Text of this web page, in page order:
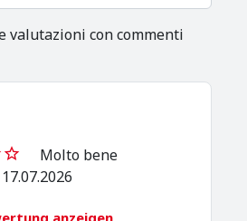
valutazioni con commenti
Molto bene
anzeigen